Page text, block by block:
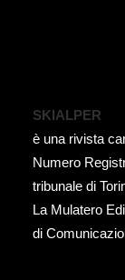
SKIALPER
è una rivista
Numero
tribunale di
La Mulatero
di